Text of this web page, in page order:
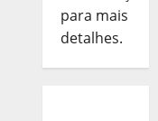
para mais
detalhes.